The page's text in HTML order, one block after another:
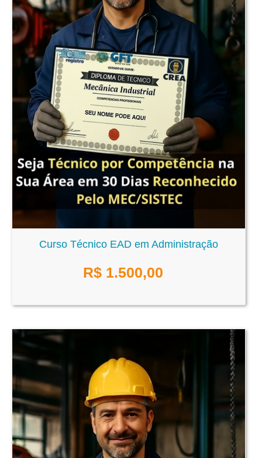
Curso Técnico EAD em Administração
R$ 1.500,00